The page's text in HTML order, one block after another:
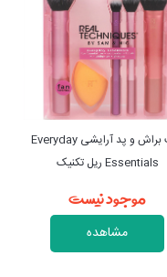
ست براش ۴ عددی مینی تولید محدود
ریل تکنیک مدل ۰۴۲۰۵ Luminous
موجود نیست
مشاهده